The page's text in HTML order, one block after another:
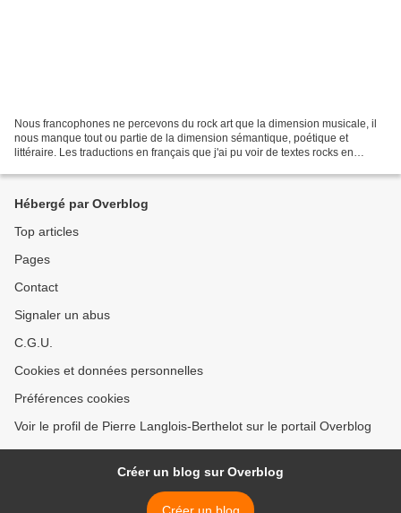
Nous francophones ne percevons du rock art que la dimension musicale, il
nous manque tout ou partie de la dimension sémantique, poétique et
littéraire. Les traductions en français que j'ai pu voir de textes rocks en
Hébergé par Overblog
Top articles
Pages
Contact
Signaler un abus
C.G.U.
Cookies et données personnelles
Préférences cookies
Voir le profil de Pierre Langlois-Berthelot sur le portail Overblog
Créer un blog sur Overblog